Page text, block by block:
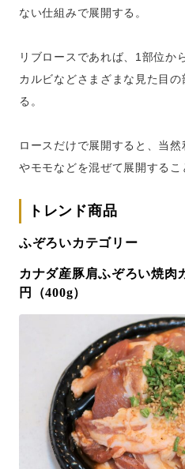
ない仕組みで展開する。
リブロースであれば、1部位か
カルビなどさまざまな見た目
る。
ロースだけで展開すると、当
やモモなどを混ぜて展開するこ
トレンド商品
ふぞろいカテゴリー
カナダ産豚肩ふぞろい焼肉
円（400g）